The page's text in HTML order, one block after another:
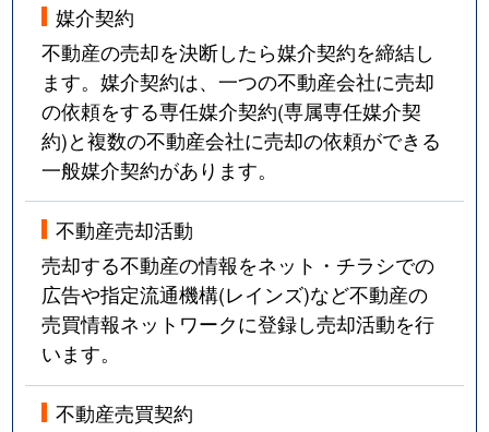
媒介契約
不動産の売却を決断したら媒介契約を締結し
ます。媒介契約は、一つの不動産会社に売却
の依頼をする専任媒介契約(専属専任媒介契
約)と複数の不動産会社に売却の依頼ができる
一般媒介契約があります。
不動産売却活動
売却する不動産の情報をネット・チラシでの
広告や指定流通機構(レインズ)など不動産の
売買情報ネットワークに登録し売却活動を行
います。
不動産売買契約